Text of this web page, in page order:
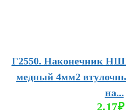
Г2550. Наконечник
медный 4мм2
на...
2.17₽